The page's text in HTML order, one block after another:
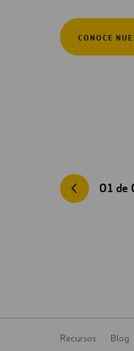
CONOCE
01 de
Recursos Blog